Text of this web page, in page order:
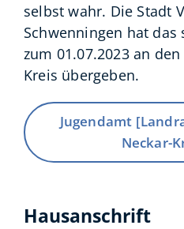
selbst wahr. Die Stadt
Schwenningen hat das
zum 01.07.2023 an
Kreis übergeben.
Jugendamt
Neckar-
Hausanschrift